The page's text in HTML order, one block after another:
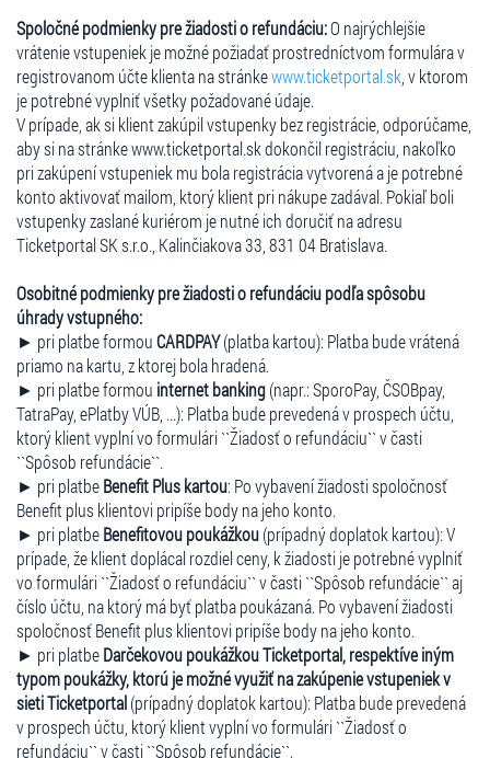
Spoločné podmienky pre žiadosti o refundáciu:O najrýchlejšie
vrátenie vstupeniek je možné požiadať prostredníctvom formulára v
registrovanom účte klienta na stránkewww.ticketportal.sk , v ktorom
je potrebné vyplniť všetky požadované údaje.
V prípade, ak si klient zakúpil vstupenky bez registrácie, odporúčame,
aby si na stránke www.ticketportal.sk dokončil registráciu, nakoľko
pri zakúpení vstupeniek mu bola registrácia vytvorená a je potrebné
konto aktivovať mailom, ktorý klient pri nákupe zadával. Pokiaľ boli
vstupenky zaslané kuriérom je nutné ich doručiť na adresu
Ticketportal SK s.r.o., Kalinčiakova 33, 831 04 Bratislava.
Osobitné podmienky pre žiadosti o refundáciu podľa spôsobu
úhrady vstupného:
► pri platbe formouCARDPAY(platba kartou): Platba bude vrátená
priamo na kartu, z ktorej bola hradená.
► pri platbe formou internet banking(napr.: SporoPay, ČSOBpay,
TatraPay, ePlatby VÚB, ...): Platba bude prevedená v prospech účtu,
ktorý klient vyplní vo formulári ``Žiadosť o refundáciu`` v časti
``Spôsob refundácie``.
► pri platbeBenefit Plus kartou: Po vybavení žiadosti spoločnosť
Benefit plus klientovi pripíše body na jeho konto.
► pri platbeBenefitovou poukážkou(prípadný doplatok kartou): V
prípade, že klient doplácal rozdiel ceny, k žiadosti je potrebné vyplniť
vo formulári ``Žiadosť o refundáciu`` v časti ``Spôsob refundácie`` aj
číslo účtu, na ktorý má byť platba poukázaná. Po vybavení žiadosti
spoločnosť Benefit plus klientovi pripíše body na jeho konto.
► pri platbeDarčekovou poukážkou Ticketportal, respektíve iným
typom poukážky, ktorú je možné využiť na zakúpenie vstupeniek v
sieti Ticketportal(prípadný doplatok kartou): Platba bude prevedená
v prospech účtu, ktorý klient vyplní vo formulári ``Žiadosť o
refundáciu`` v časti ``Spôsob refundácie``.